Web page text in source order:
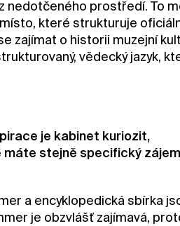
nedotčeného prostředí. To
které strukturuje
zajímat o historii muzejní
vědecký jazyk,
je kabinet kuriozit,
máte stejně specifický
a encyklopedická sbírka
je obzvlášť zajímavá,